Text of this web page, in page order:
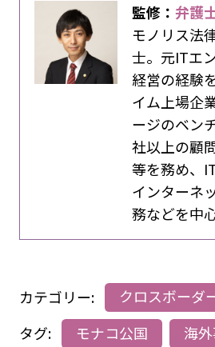
監修：弁護
モノリス法
士。元ITエ
経営の経験
イム上場企
ージのベン
社以上の顧
等を務め、
インターネ
務などを中
カテゴリー:
クロスボーダ
タグ:
モナコ公国 海